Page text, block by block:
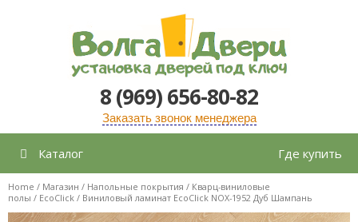
содержимому
8 (969) 656-80-82
Заказать звонок менеджера
Каталог Где купить
Home / Магазин / Напольные покрытия / Кварц-виниловые
полы / EcoClick / Виниловый ламинат EcoClick NOX-1952 Дуб Шампань